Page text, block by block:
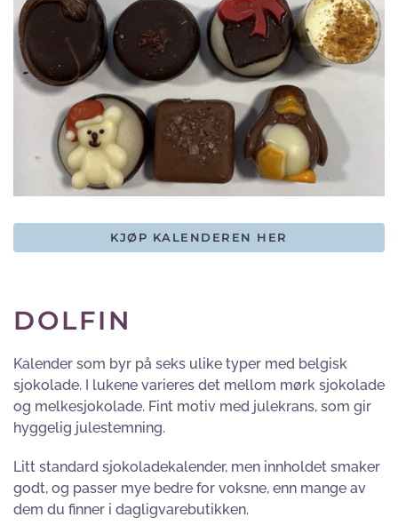
KJØP KALENDEREN HER
DOLFIN
Kalender som byr på seks ulike typer med belgisk
sjokolade. I lukene varieres det mellom mørk sjokolade
og melkesjokolade. Fint motiv med julekrans, som gir
hyggelig julestemning.
Litt standard sjokoladekalender, men innholdet smaker
godt, og passer mye bedre for voksne, enn mange av
dem du finner i dagligvarebutikken.